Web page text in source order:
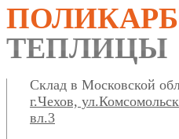
ТЕПЛИЦЫ
Склад в Московской
г.Чехов,
вл.3